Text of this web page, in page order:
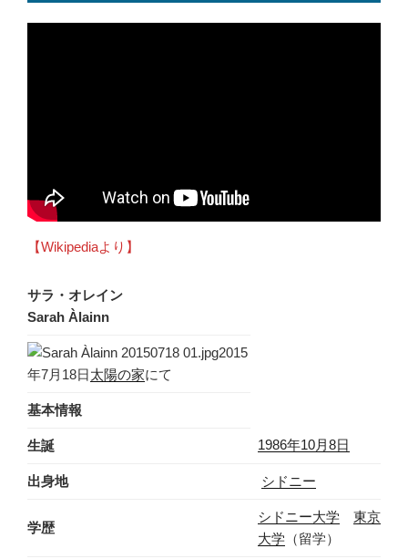
【Wikipediaより】
サラ・オレイン
Sarah Àlainn
2015
年7月18日太陽の家にて
基本情報
生誕 1986年10月8日
出身地 シドニー
学歴
シドニー大学
東京
大学（留学）